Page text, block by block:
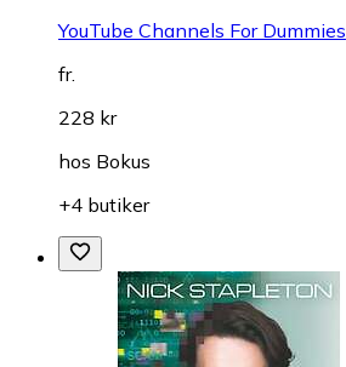
YouTube Channels For Dummies
fr.
228 kr
hos Bokus
+4 butiker